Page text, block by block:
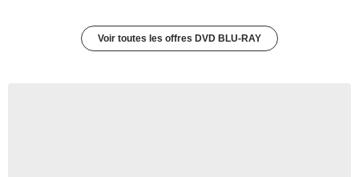
Voir toutes les offres DVD BLU-RAY